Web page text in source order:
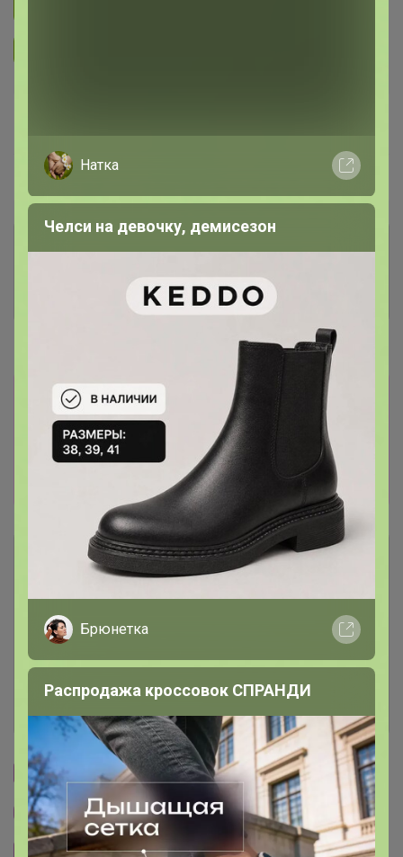
72 %
Ожидание ~ 5 дней
Отзывы участников
Прямая оплата! Отписка по прямой оплате
встает до 30 минут! ТЕПЕРЬ МОЖНО
ПЛАТИТЬ ПО КУАР-КОДУ (СБП) ОЧЕНЬ
УДОБНО, БЕЗ ЛИШНИХ ЦИФР И ДАННЫХ
КАРТ! ОТПИСКА ВСТАЕТ СРАЗУ.
Описание
Ключевые даты
История проведённых выкупов
Cтраничка организатора
Другие СП организатора Артемида
Сайт закупки
Натка
Челси на девочку, демисезон
Брюнетка
Распродажа кроссовок СПРАНДИ